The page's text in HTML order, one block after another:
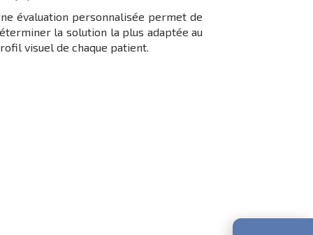
évaluation personnalisée permet de
la solution la plus adaptée au
visuel de chaque patient.